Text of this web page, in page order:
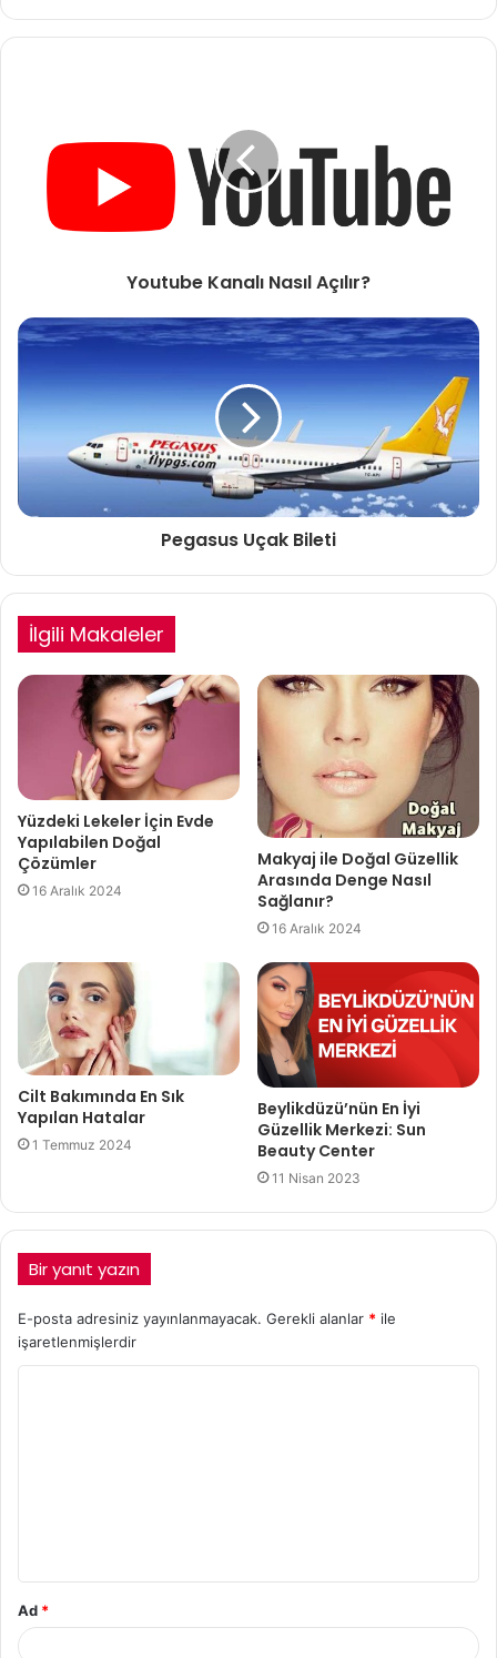
Youtube Kanalı Nasıl Açılır?
Pegasus Uçak Bileti
İlgili Makaleler
Yüzdeki Lekeler İçin Evde
Yapılabilen Doğal
Çözümler
16 Aralık 2024
Makyaj ile Doğal Güzellik
Arasında Denge Nasıl
Sağlanır?
16 Aralık 2024
Cilt Bakımında En Sık
Yapılan Hatalar
1 Temmuz 2024
Beylikdüzü’nün En İyi
Güzellik Merkezi: Sun
Beauty Center
11 Nisan 2023
Bir yanıt yazın
E-posta adresiniz yayınlanmayacak. Gerekli alanlar * ile
işaretlenmişlerdir
Ad *